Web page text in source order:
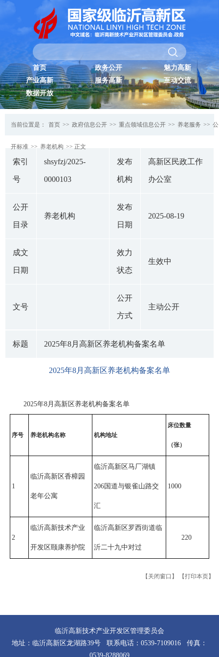
首页 政务公开
魅力高新
产业高新
服务高新
互动交流
数据开放
当前位置是： 首页 >> 政府信息公开 >> 重点领域信息公开 >> 养老服务 >> 公
开标准 >> 养老机构 >> 正文
索引
号
shsyfzj/2025-
0000103
发布
机构
高新区民政工作
办公室
公开
目录
养老机构
发布
日期
2025-08-19
成文
日期
效力
状态
生效中
文号
公开
方式
主动公开
标题 2025年8月高新区养老机构备案名单
2025年8月高新区养老机构备案名单
2025年8月高新区养老机构备案名单
序号 养老机构名称 机构地址
床位数量
（张）
1
临沂高新区香樟园
老年公寓
临沂高新区马厂湖镇
206国道与银雀山路交
汇
1000
2
临沂高新技术产业
开发区颐康养护院
临沂高新区罗西街道临
沂二十九中对过
220
【关闭窗口】 【打印本页】
临沂高新技术产业开发区管理委员会
地址：临沂高新区龙湖路39号 联系电话：0539-7109016 传真：
0539-8288069